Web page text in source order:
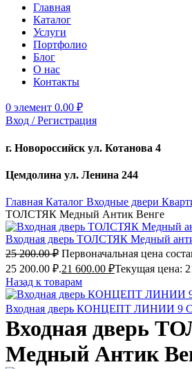
Главная
Каталог
Услуги
Портфолио
Блог
О нас
Контакты
0 элемент 0.00 ₽
Вход / Регистрация
г. Новороссийск ул. Котанова 4
Цемдолина ул. Ленина 244
Главная Каталог Входные двери
ТОЛСТЯК Медный Антик Венге
Входная дверь ТОЛСТЯК Медный
25 200.00₽ Первоначальная цена
25 200.00 ₽.21 600.00 ₽Текущая цена:
Назад к товарам
Входная дверь КОНЦЕПТ ЛИНИИ 9
Входная дверь
Медный Антик